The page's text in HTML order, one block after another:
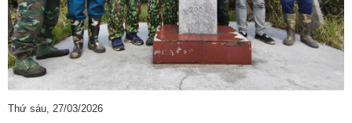
Thứ sáu, 27/03/2026